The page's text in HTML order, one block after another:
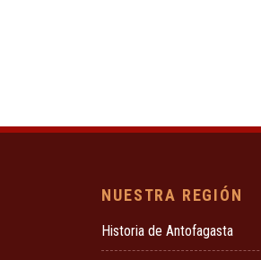
NUESTRA REGIÓN
Historia de Antofagasta